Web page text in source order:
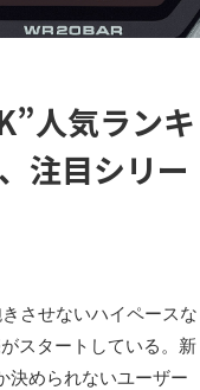
人気ランキ
注目シリー
させないハイペースな
スタートしている。新
決められないユーザー